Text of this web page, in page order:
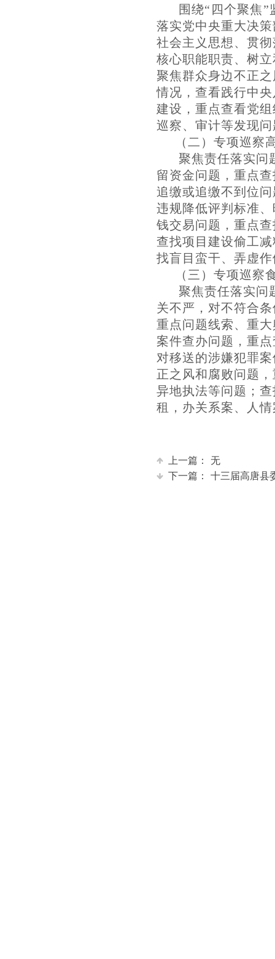
围绕“四个聚焦
落实党中央重大决
社会主义思想、贯
核心职能职责、树
聚焦群众身边不正
情况，查看践行中
建设，重点查看党
巡察、审计等发现
（二）专项巡察
聚焦责任落实问
留资金问题，重点
追缴或追缴不到位
违规降低评判标准
钱交易问题，重点
查找项目建设偷工
找盲目蛮干、弄虚
（三）专项巡察
聚焦责任落实问
关不严，对不符合
重点问题线索、重
案件查办问题，重
对移送的涉嫌犯罪
正之风和腐败问题
异地执法等问题；
租，办关系案、人
上一篇：
无
下一篇：
十三届高唐县